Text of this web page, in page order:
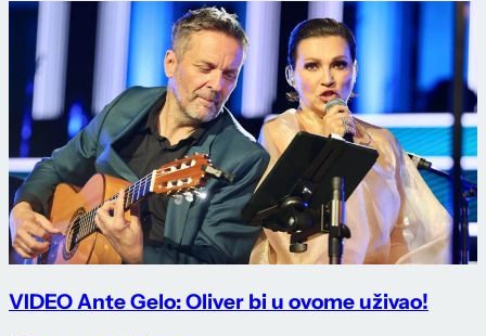
VIDEO Ante Gelo: Oliver bi u ovome uživao!